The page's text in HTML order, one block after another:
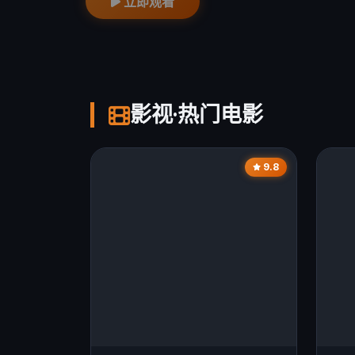
影视·热门电影
9.8